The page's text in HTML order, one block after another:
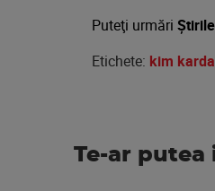
Puteţi urmări
Etichete: kim
Te-ar putea